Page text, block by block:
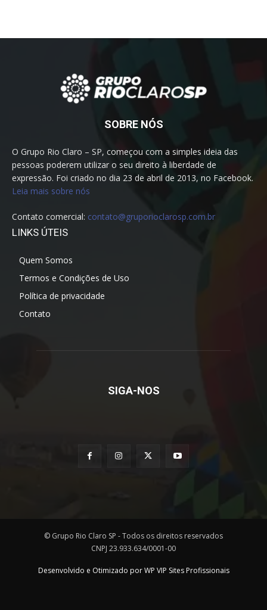
SOBRE NÓS
O Grupo Rio Claro – SP, começou com a simples ideia das
pessoas poderem utilizar o seu direito à liberdade de
expressão. Foi criado no dia 23 de abril de 2013, no Facebook.
Leia mais sobre nós
Contato comercial: contato@gruporioclarosp.com.br
LINKS ÚTEIS
Quem Somos
Termos e Condições de Uso
Política de privacidade
Contato
SIGA-NOS
© Grupo Rio Claro SP - Todos os direitos reservados
CNPJ 23.933.634/0001-00
Desenvolvido e Otimizado por WP VIP Sites Profissionais